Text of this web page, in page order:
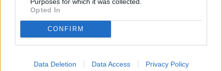
Opted In
CONFIRM
Data Deletion Data Access Privacy Policy
Κυρ. Μητσοτάκης: Οι
αμυντικές δαπάνες είναι το
τίμημα για την ελευθερία μας
Σεπτεμβρίου: Αναλυτικά οι